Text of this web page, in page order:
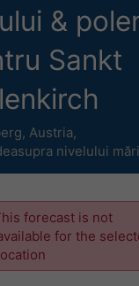
&
Sankt
, Austria,
nivelului
forecast is not
for the